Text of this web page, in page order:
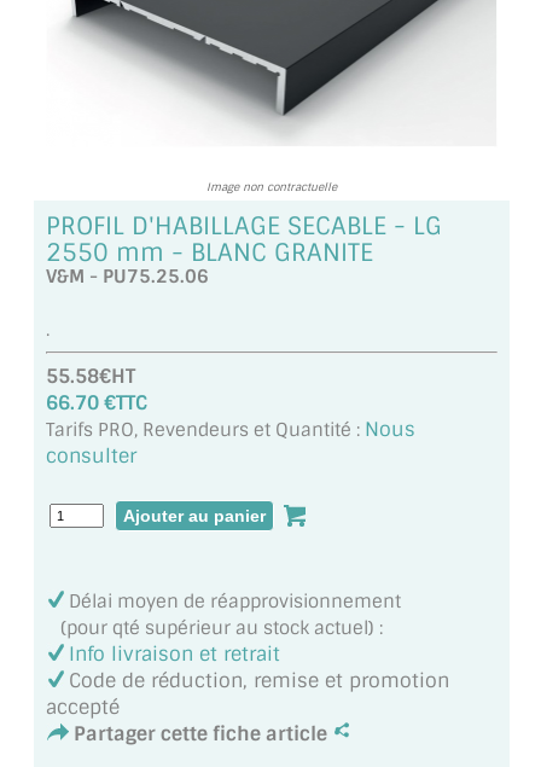
TOUS LES TARIFS AU M2
GUIDE : CHOIX PAR UTILISATION
INSPIRATIONS ET NOUVEAUTÉS
AMBIANCE LAITON BROSSÉ
MIROIRS VIEILLIS AMBIANCE BRASSERIE
MIROIR DÉCORATIF DE COULEUR
LOTS DE MIROIRS EN MOZAÏQUE
MIROIR POUR PORTE
MIROIR PAROI DE DOUCHE
MIROIR POUR SALLE DE SPORT
MIROIR POUR SALLE DE DANSE
Image non contractuelle
PROFIL D'HABILLAGE SECABLE - LG
2550 mm - BLANC GRANITE
V&M - PU75.25.06
.
55.58€HT
66.70 €TTC
Tarifs PRO, Revendeurs et Quantité : Nous
consulter
Délai moyen de réapprovisionnement
(pour qté supérieur au stock actuel) :
Info livraison et retrait
Code de réduction, remise et promotion
accepté
Partager cette fiche article